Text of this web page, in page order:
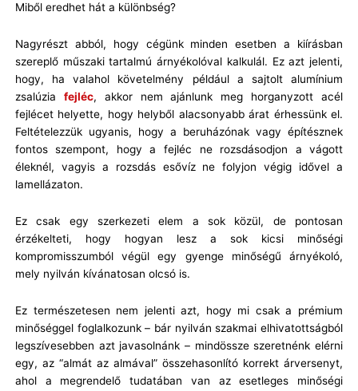
Miből eredhet hát a különbség?
Nagyrészt abból, hogy cégünk minden esetben a kiírásban
szereplő műszaki tartalmú árnyékolóval kalkulál. Ez azt jelenti,
hogy, ha valahol követelmény például a sajtolt alumínium
zsalúzia fejléc, akkor nem ajánlunk meg horganyzott acél
fejlécet helyette, hogy helyből alacsonyabb árat érhessünk el.
Feltételezzük ugyanis, hogy a beruházónak vagy építésznek
fontos szempont, hogy a fejléc ne rozsdásodjon a vágott
éleknél, vagyis a rozsdás esővíz ne folyjon végig idővel a
lamellázaton.
Ez csak egy szerkezeti elem a sok közül, de pontosan
érzékelteti, hogy hogyan lesz a sok kicsi minőségi
kompromisszumból végül egy gyenge minőségű árnyékoló,
mely nyilván kívánatosan olcsó is.
Ez természetesen nem jelenti azt, hogy mi csak a prémium
minőséggel foglalkozunk – bár nyilván szakmai elhivatottságból
legszívesebben azt javasolnánk – mindössze szeretnénk elérni
egy, az “almát az almával” összehasonlító korrekt árversenyt,
ahol a megrendelő tudatában van az esetleges minőségi